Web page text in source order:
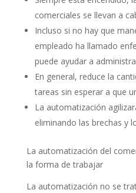
comerciales se llevan a
Incluso si no hay que
empleado ha llamado
puede ayudar a
En general, reduce la
tareas sin esperar a que
La automatización
eliminando las brechas y
La automatización del
la forma de trabajar
La automatización no se